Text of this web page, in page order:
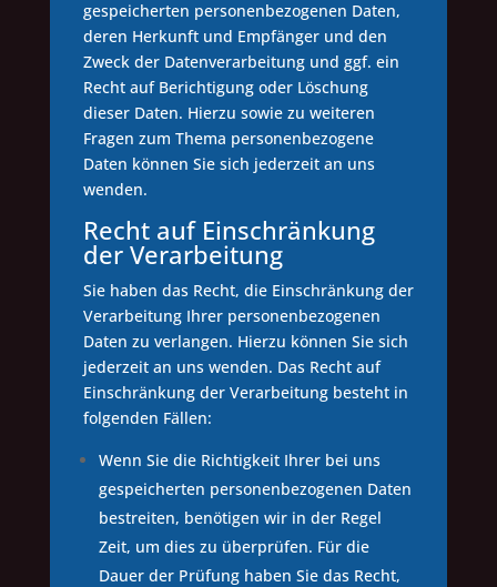
gespeicherten personenbezogenen Daten,
deren Herkunft und Empfänger und den
Zweck der Datenverarbeitung und ggf. ein
Recht auf Berichtigung oder Löschung
dieser Daten. Hierzu sowie zu weiteren
Fragen zum Thema personenbezogene
Daten können Sie sich jederzeit an uns
wenden.
Recht auf Einschränkung
der Verarbeitung
Sie haben das Recht, die Einschränkung der
Verarbeitung Ihrer personenbezogenen
Daten zu verlangen. Hierzu können Sie sich
jederzeit an uns wenden. Das Recht auf
Einschränkung der Verarbeitung besteht in
folgenden Fällen:
Wenn Sie die Richtigkeit Ihrer bei uns
gespeicherten personenbezogenen Daten
bestreiten, benötigen wir in der Regel
Zeit, um dies zu überprüfen. Für die
Dauer der Prüfung haben Sie das Recht,